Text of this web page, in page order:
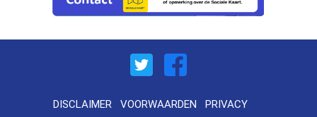
DISCLAIMER VOORWAARDEN PRIVACY